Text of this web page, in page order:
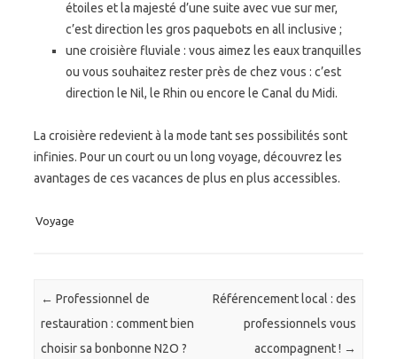
étoiles et la majesté d’une suite avec vue sur mer,
c’est direction les gros paquebots en all inclusive ;
une croisière fluviale : vous aimez les eaux tranquilles
ou vous souhaitez rester près de chez vous : c’est
direction le Nil, le Rhin ou encore le Canal du Midi.
La croisière redevient à la mode tant ses possibilités sont
infinies. Pour un court ou un long voyage, découvrez les
avantages de ces vacances de plus en plus accessibles.
Voyage
Post navigation
← Professionnel de
restauration : comment bien
choisir sa bonbonne N2O ?
Référencement local : des
professionnels vous
accompagnent ! →